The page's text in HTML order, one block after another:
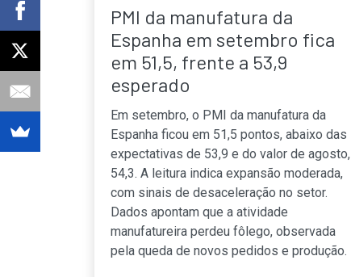
PMI da manufatura da
Espanha em setembro fica
em 51,5, frente a 53,9
esperado
Em setembro, o PMI da manufatura da
Espanha ficou em 51,5 pontos, abaixo das
expectativas de 53,9 e do valor de agosto,
54,3. A leitura indica expansão moderada,
com sinais de desaceleração no setor.
Dados apontam que a atividade
manufatureira perdeu fôlego, observada
pela queda de novos pedidos e produção.